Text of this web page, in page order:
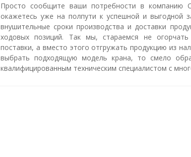
Просто сообщите ваши потребности в компанию
окажетесь уже на полпути к успешной и выгодной
внушительные сроки производства и доставки
ходовых позиций. Так мы, стараемся не огорчать
поставки, а вместо этого отгружать продукцию из
выбрать подходящую модель крана, то смело
квалифицированным техническим специалистом с